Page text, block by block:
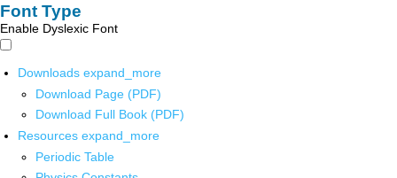
Font Type
Enable Dyslexic Font
Downloads expand_more
Download Page (PDF)
Download Full Book (PDF)
Resources expand_more
Periodic Table